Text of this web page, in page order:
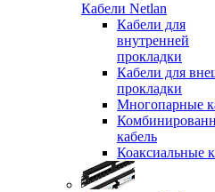
Кабели Netlan
Кабели для
внутренней
прокладки
Кабели для
прокладки
Многопарные
кабель
Коаксиальные